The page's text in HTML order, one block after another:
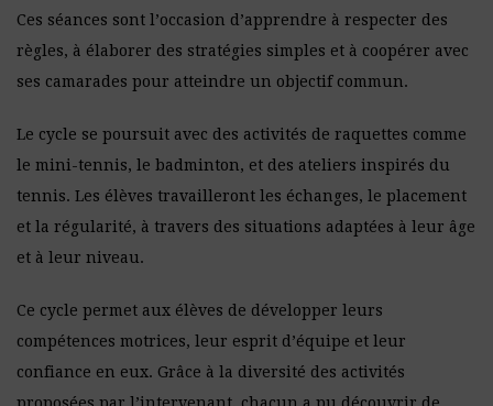
Ces séances sont l’occasion d’apprendre à respecter des
règles, à élaborer des stratégies simples et à coopérer avec
ses camarades pour atteindre un objectif commun.
Le cycle se poursuit avec des activités de raquettes comme
le mini-tennis, le badminton, et des ateliers inspirés du
tennis. Les élèves travailleront les échanges, le placement
et la régularité, à travers des situations adaptées à leur âge
et à leur niveau.
Ce cycle permet aux élèves de développer leurs
compétences motrices, leur esprit d’équipe et leur
confiance en eux. Grâce à la diversité des activités